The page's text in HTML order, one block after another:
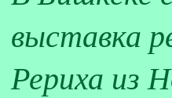
выставка
Рериха из